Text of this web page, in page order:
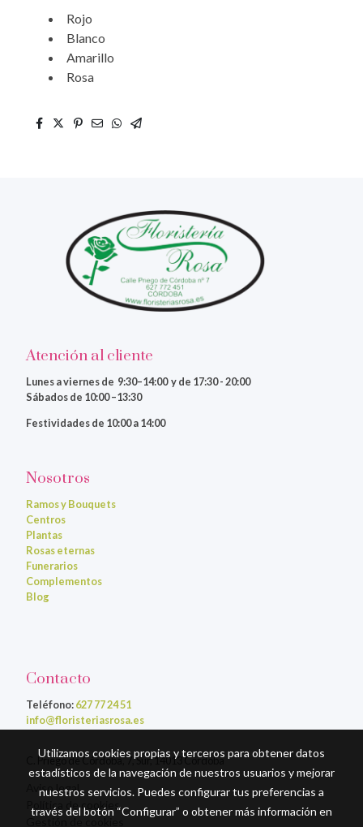
Rojo
Blanco
Amarillo
Rosa
Atención al cliente
Lunes a viernesde 9:30–14:00 y de 17:30 - 20:00
Sábados de 10:00 –13:30
Festividades de 10:00 a 14:00
Nosotros
Ramos y Bouquets
Centros
Plantas
Rosas eternas
Funerarios
Complementos
Blog
Contacto
Teléfono:627 77 24 51
info@floristeriasrosa.es
C. Priego de Córdoba, 7, Sur, 14013 Córdoba
Aviso legal
Política de cookies
Utilizamos cookies propias y terceros para obtener datos
estadísticos de la navegación de nuestros usuarios y mejorar
nuestros servicios. Puedes configurar tus preferencias a
través del botón “Configurar” o obtener más información en